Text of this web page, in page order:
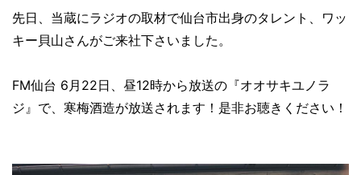
先日、当蔵にラジオの取材で仙台市出身のタレント、ワッ
キー貝山さんがご来社下さいました。
FM仙台 6月22日、昼12時から放送の『オオサキユノラ
ジ』で、寒梅酒造が放送されます！是非お聴きください！